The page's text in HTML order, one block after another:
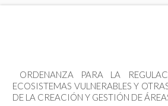
ORDENANZA PARA LA
ECOSISTEMAS VULNERABLES Y
DE LA CREACIÓN Y GESTIÓN DE